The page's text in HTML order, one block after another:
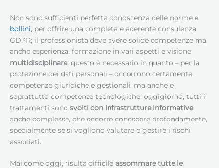
Non sono sufficienti perfetta conoscenza delle norme e
bollini, per offrire una completa e aderente consulenza
GDPR; il professionista deve avere solide competenze ma
anche esperienza, formazione in vari aspetti e visione
multidisciplinare; questo è necessario in quanto – per la
protezione dei dati personali – occorrono certamente
competenze giuridiche e gestionali, ma anche e
soprattutto competenze tecnologiche; oggigiorno, tutti i
trattamenti sono svolti con infrastrutture informative
anche complesse, che occorre conoscere profondamente,
specialmente se si vogliono valutare e gestire i rischi
associati.
Mai come oggi, risulta difficile assommare tutte le